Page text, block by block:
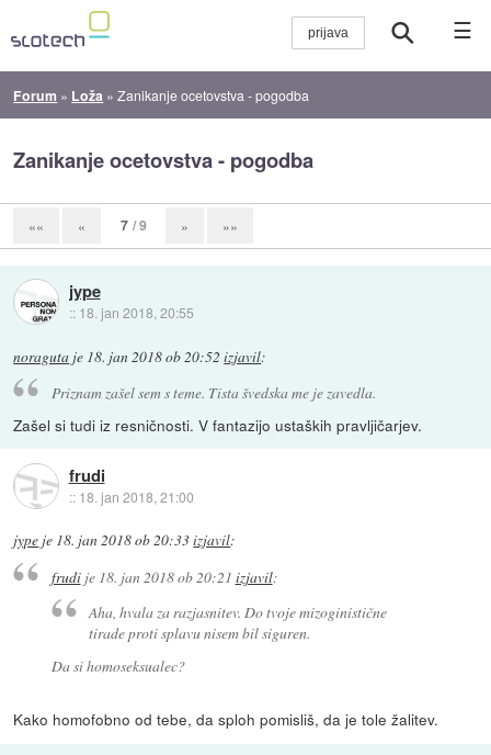
☰
Forum » Loža »Zanikanje ocetovstva - pogodba
Zanikanje ocetovstva - pogodba
«« « 7 / 9 » »»
jype
:: 18. jan 2018, 20:55
noraguta je 18. jan 2018 ob 20:52 izjavil:
Priznam zašel sem s teme. Tista švedska me je zavedla.
Zašel si tudi iz resničnosti. V fantazijo ustaških pravljičarjev.
frudi
:: 18. jan 2018, 21:00
jype je 18. jan 2018 ob 20:33izjavil:
frudije 18. jan 2018 ob 20:21 izjavil:
Aha, hvala za razjasnitev. Do tvoje mizoginistične
tirade proti splavu nisem bil siguren.
Da si homoseksualec?
Kako homofobno od tebe, da sploh pomisliš, da je tole žalitev.